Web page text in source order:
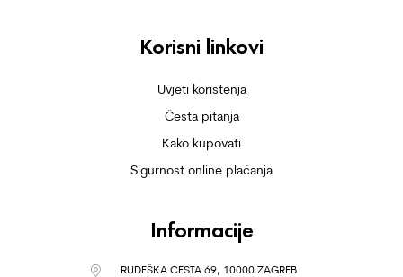
Korisni linkovi
Uvjeti korištenja
Česta pitanja
Kako kupovati
Sigurnost online plaćanja
Informacije
RUDEŠKA CESTA 69, 10000 ZAGREB